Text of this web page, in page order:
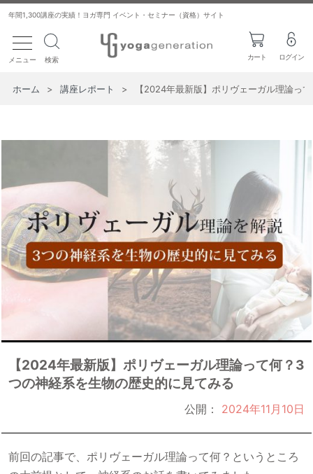
年間1,300講座の実績！ヨガ専門 イベント・セミナー（資格）サイト
toggle navigation
メニュー 検索 カート ログイン
ホーム > 講座レポート > 【2024年最新版】ポリヴェーガル理論っ
【2024年最新版】ポリヴェーガル理論って何？3
つの神経系を生物の歴史的に見てみる
公開： 2024年11月10日
前回の記事で、ポリヴェーガル理論って何？というところ